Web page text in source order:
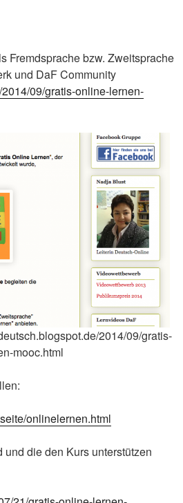
Fremdsprache bzw. Zweitsprache
und DaF Community
09/gratis-online-lernen-
2014/09/gratis-
mooc.html
onlinelernen.html
die den Kurs unterstützen